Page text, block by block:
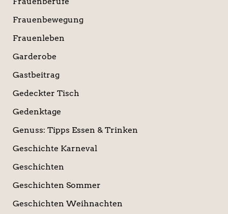
Frauenbewegung
Frauenleben
Garderobe
Gastbeitrag
Gedeckter Tisch
Gedenktage
Genuss: Tipps Essen & Trinken
Geschichte Karneval
Geschichten
Geschichten Sommer
Geschichten Weihnachten